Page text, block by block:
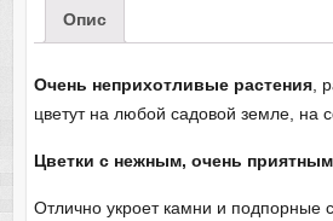
Опис
Очень неприхотливые растения,
цветут на любой садовой земле, на
Цветки с нежным, очень
Отлично укроет камни и подпорные